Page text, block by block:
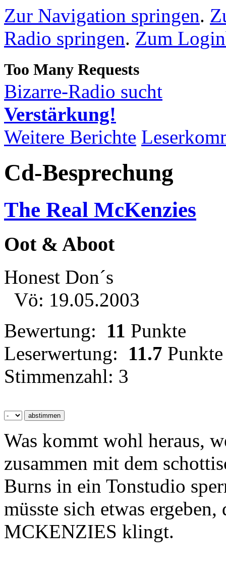
Zur Navigation springen.
Radio springen. Zum
Bizarre-Radio sucht
Verstärkung!
Weitere Berichte
Cd-Besprechung
The Real McKenzies
Oot & Aboot
Honest Don´s
Vö: 19.05.2003
Bewertung: 11 Punkte
Leserwertung: 11.7 Punkte
Stimmenzahl: 3
Was kommt wohl heraus,
zusammen mit dem
Burns in ein Tonstudio
müsste sich etwas
MCKENZIES klingt.